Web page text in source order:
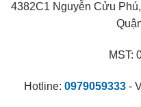
4382C1 Nguyễn Cửu
MST:
Hotline: 0979059333 -